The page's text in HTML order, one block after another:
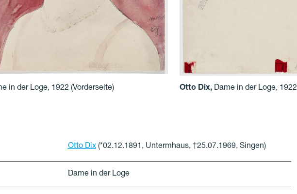
in der Loge, 1922 (Vorderseite) Otto Dix, Dame in der Loge, 1922
Otto Dix (*02.12.1891, Untermhaus, †25.07.1969, Singen)
Dame in der Loge